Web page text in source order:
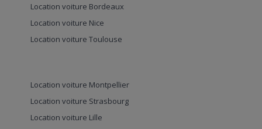
Location voiture Bordeaux
Location voiture Nice
Location voiture Toulouse
Location voiture Montpellier
Location voiture Strasbourg
Location voiture Lille